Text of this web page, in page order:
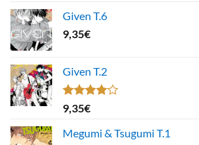
Given T.6
9,35€
Given T.2
Note
4.00
5
9,35€
Megumi & Tsugumi T.1